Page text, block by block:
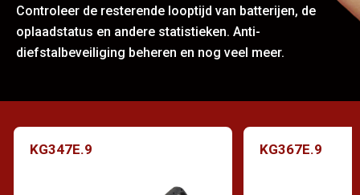
Controleer de resterende looptijd van batterijen, de
oplaadstatus en andere statistieken. Anti-
diefstalbeveiliging beheren en nog veel meer.
KG347E.9 KG367E.9